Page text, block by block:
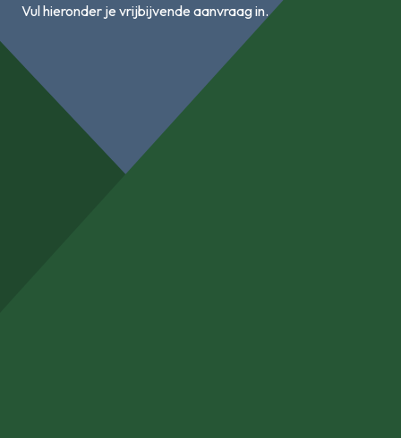
Vul hieronder je vrijbijvende aanvraag in.